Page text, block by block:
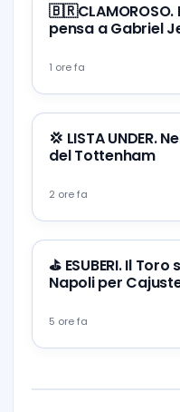
🇧🇷CLAMOROSO.
pensa a Gabriel
1 ore fa
💢 LISTA UNDER.
del Tottenham
2 ore fa
⛳ ESUBERI. Il
Napoli per
5 ore fa